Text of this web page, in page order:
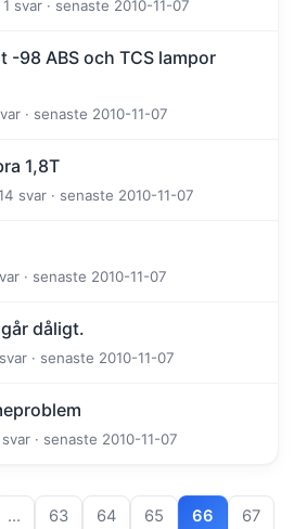
svar · senaste 2010-11-07
-98 ABS och TCS lampor
· senaste 2010-11-07
1,8T
svar · senaste 2010-11-07
· senaste 2010-11-07
dåligt.
· senaste 2010-11-07
· senaste 2010-11-07
… 63 64 65 66 67